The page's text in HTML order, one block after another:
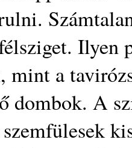
Ilyen
mint a
dombok. A